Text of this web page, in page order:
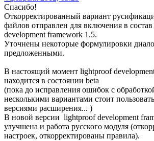
Спасибо!
Откорректированный вариант
файлов отправлен для включения в
development framework 1.5.
Уточнены некоторые формулировки
предложенными.
В настоящий момент lightproof
находится в состоянии beta
(пока до исправления ошибок с
несколькими вариантами стоит
версиями расширения... )
В новой версии lightproof development
улучшена и работа русского модуля
настроек, откорректированы правила).